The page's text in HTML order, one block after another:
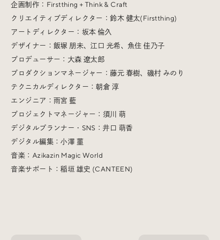
iDID Podcast
「iDID RADIO」を隔週で公開中！
クリエイティブ業界のニュースやイベント情報、 今週話
題になったサイトなどを30分でお届けします。
AboutNewsContact
Trend Tags
企画制作：Firstthing + Think & Craft
クリエイティブディレクター：鈴木 健太(Firstthing)
アートディレクター：坂本 倫久
デザイナー：飯塚 朋未、江口 光希、魚住 佳乃子
プロデューサー：大森 遼太郎
プロダクションマネージャー：藤元 春樹、磯村 みのり
テクニカルディレクター：朝倉 淳
エンジニア：雨宮 藍
プロジェクトマネージャー：須川 萌
デジタルプランナー・SNS：井口 萌香
デジタル編集：小澤 菫
音楽：Azikazin Magic World
音楽サポート：稲垣 雄史 (CANTEEN)